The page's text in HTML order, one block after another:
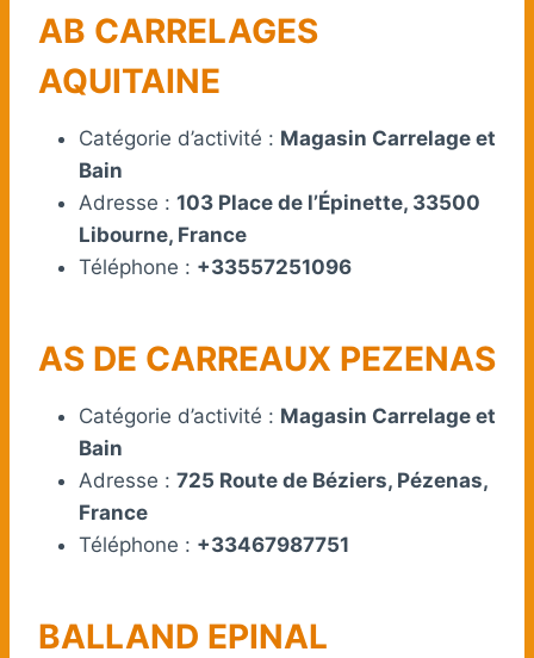
AB CARRELAGES
AQUITAINE
Catégorie d’activité : Magasin Carrelage et
Bain
Adresse : 103 Place de l’Épinette, 33500
Libourne, France
Téléphone : +33557251096
AS DE CARREAUX PEZENAS
Catégorie d’activité : Magasin Carrelage et
Bain
Adresse : 725 Route de Béziers, Pézenas,
France
Téléphone : +33467987751
BALLAND EPINAL